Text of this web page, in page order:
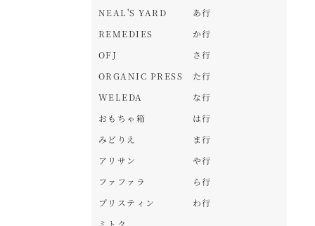
NEAL'S YARD
REMEDIES
OFJ
ORGANIC PRESS
WELEDA
おもちゃ箱
みどりえ
アリサン
ファファラ
プリスティン
ミトク
あ行
か行
さ行
た行
な行
は行
ま行
や行
ら行
わ行